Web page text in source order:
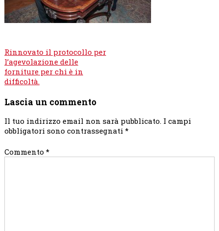
Navigazione
articoli
Rinnovato il protocollo per
l’agevolazione delle
forniture per chi è in
difficoltà.
Lascia un commento
Il tuo indirizzo email non sarà pubblicato. I campi
obbligatori sono contrassegnati *
Commento *